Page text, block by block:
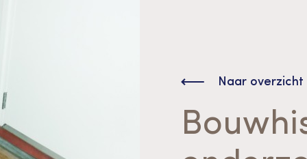
ondersteuning voor
Naar overzicht